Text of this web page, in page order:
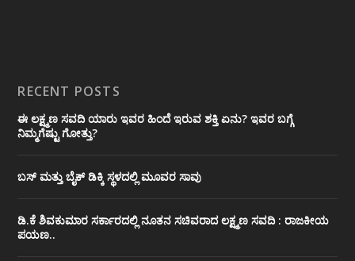
RECENT POSTS
ಈ ಲಕ್ಷ್ಮಣ ಸವದಿ ಯಾರು ಇವರ ಹಿಂದೆ ಇರುವ ಶಕ್ತಿ ಏನು? ಇವರ ಬಗ್ಗೆ
ನಿಮ್ಮಗೆಷ್ಟು ಗೋತ್ತು?
ಬಸ್ ಮತ್ತು ಬೈಕ್ ಡಿಕ್ಕಿ ಸ್ಥಳದಲ್ಲಿ ಮೂವರ ಸಾವು
ಡಿ.ಕೆ ಶಿವಕುಮಾರ ಸರ್ಕಾರದಲ್ಲಿ ನೂತನ ಸಚಿವರಾದ ಲಕ್ಷ್ಮಣ ಸವದಿ : ರಾಜಕೀಯ
ಪಯಣ..